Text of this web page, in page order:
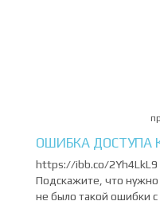
ОШИБКА ДОСТУПА К
https://ibb.co/2Yh4LkL9
Подскажите, что нужно
не было такой ошибки с